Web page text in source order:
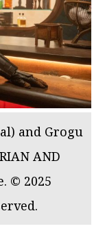
and Grogu
AND
© 2025